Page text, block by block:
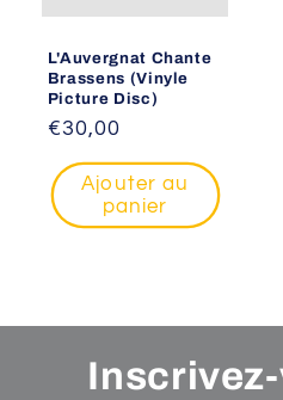
L'Auvergnat Chante
Brassens (Vinyle
Picture Disc)
Prix
habituel
€30,00
Ajouter au
panier